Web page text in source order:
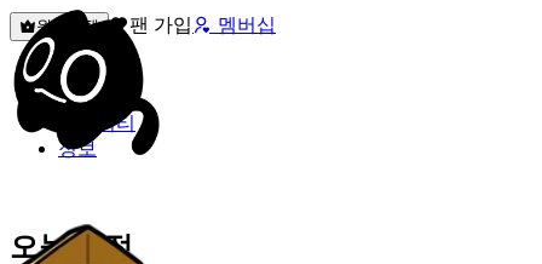
원픽선택 팬 가입 멤버십
밐타운
피드
커뮤니티
정보
오늘 일정